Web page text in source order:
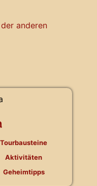
anderen
Tourbausteine
Aktivitäten
Geheimtipps